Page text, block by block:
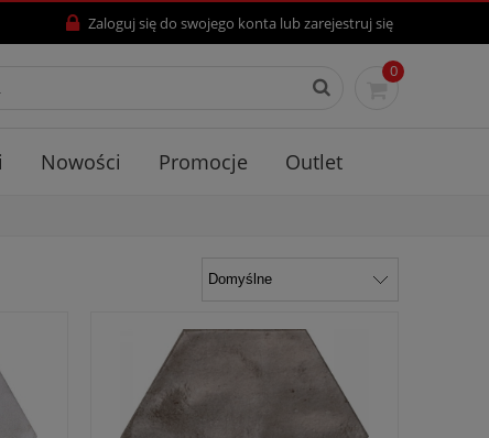
Zaloguj siędo swojego konta lubzarejestruj się
0
Nowości Promocje Outlet